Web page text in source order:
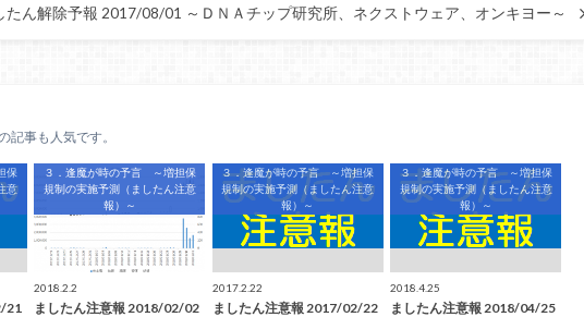
たん解除予報 2017/08/01 ～ＤＮＡチップ研究所、ネクストウェア、オンキヨー～
記事も人気です。
保
意
21
３．逢魔が時の予言 ～増担保
規制の実施予測（ましたん注意
報）～
2018.2.2
ましたん注意報 2018/02/02
３．逢魔が時の予言 ～増担保
規制の実施予測（ましたん注意
報）～
2017.2.22
ましたん注意報 2017/02/22
３．逢魔が時の予言 ～増担保
規制の実施予測（ましたん注意
報）～
2018.4.25
ましたん注意報 2018/04/25